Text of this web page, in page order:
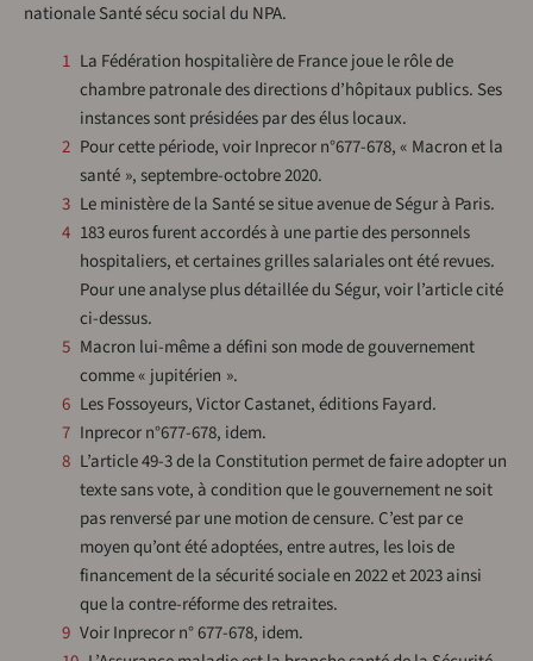
nationale Santé sécu social du NPA.
1 La Fédération hospitalière de France joue le rôle de
chambre patronale des directions d’hôpitaux publics. Ses
instances sont présidées par des élus locaux.
2 Pour cette période, voir Inprecor n°677-678, « Macron et la
santé », septembre-octobre 2020.
3 Le ministère de la Santé se situe avenue de Ségur à Paris.
4 183 euros furent accordés à une partie des personnels
hospitaliers, et certaines grilles salariales ont été revues.
Pour une analyse plus détaillée du Ségur, voir l’article cité
ci-dessus.
5 Macron lui-même a défini son mode de gouvernement
comme « jupitérien ».
6 Les Fossoyeurs, Victor Castanet, éditions Fayard.
7 Inprecor n°677-678, idem.
8 L’article 49-3 de la Constitution permet de faire adopter un
texte sans vote, à condition que le gouvernement ne soit
pas renversé par une motion de censure. C’est par ce
moyen qu’ont été adoptées, entre autres, les lois de
financement de la sécurité sociale en 2022 et 2023 ainsi
que la contre-réforme des retraites.
9 Voir Inprecor n° 677-678, idem.